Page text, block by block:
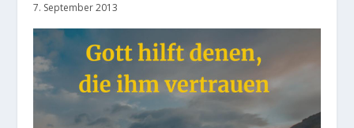
7. September 2013